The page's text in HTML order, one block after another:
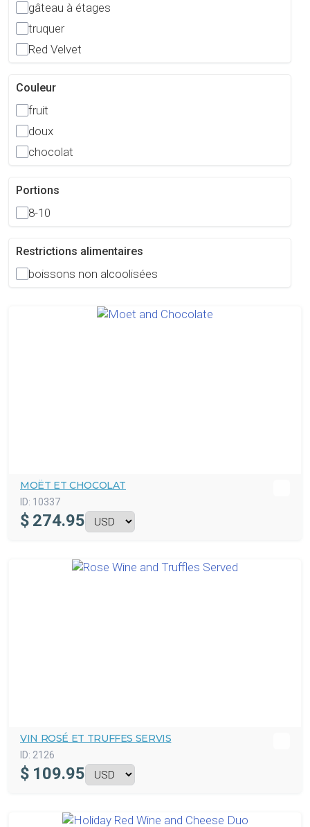
gâteau à étages
truquer
Red Velvet
Couleur
fruit
doux
chocolat
Portions
8-10
Restrictions alimentaires
boissons non alcoolisées
MOËT ET CHOCOLAT
ID: 10337
$ 274.95
VIN ROSÉ ET TRUFFES SERVIS
ID: 2126
$ 109.95